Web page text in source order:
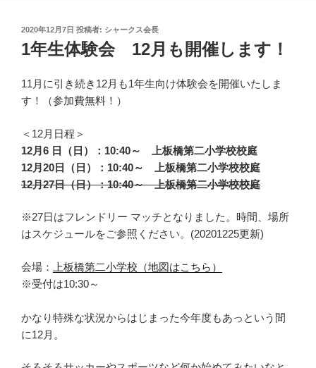
投
稿
日:
2020年12月7日 投稿者: シャークス会長
1年生体験会 12月も開催します！
11月に引き続き12月も1年生向け体験会を開催いたしま
す！（参加費無料！）
＜12月日程＞
12月6 日（日）：10:40～ 上板橋第二小学校校庭
12月20日（日）：10:40～ 上板橋第二小学校校庭
12月27日（日）：10:40～ 上板橋第二小学校校庭
※27日はフレンドリー マッチとなりました。時間、場所
はスケジュールをご参照ください。(20201225更新)
会場：
上板橋第二小学校（地図はこちら）
※受付は10:30～
かなり特殊な状況からはじまった今年度もあっという間
に12月。